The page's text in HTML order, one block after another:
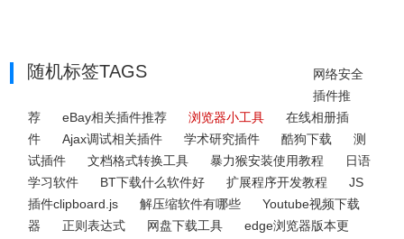
随机标签TAGS
网络安全
插件推
荐
eBay相关插件推荐 浏览器小工具
在线相册插
件
Ajax调试相关插件 学术研究插件 酷狗下载
测
试插件
文档格式转换工具 暴力猴安装使用教程
日语
学习软件
BT下载什么软件好 扩展程序开发教程
JS
插件clipboard.js
解压缩软件有哪些
Youtube视频下载
器
正则表达式 网盘下载工具
edge浏览器版本更